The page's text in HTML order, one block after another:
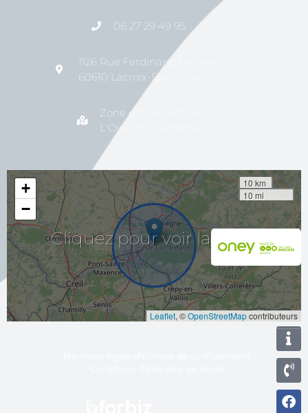
06 27 29 49 95
1126 Rue Ferdinand Meunier
60610 Lacroix-Saint-Ouen
Zone d'intervention
L'Oise et la Somme
Cliquez pour voir la carte
+
−
10 km
10 mi
Leaflet, ©OpenStreetMapcontributeurs